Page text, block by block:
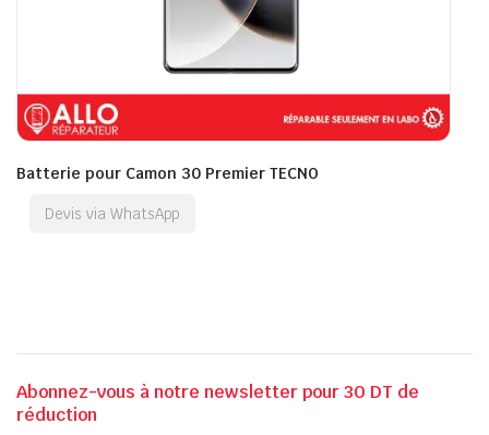
Batterie pour Camon 30 Premier TECNO
Devis via WhatsApp
Abonnez-vous à notre newsletter pour 30 DT de
réduction